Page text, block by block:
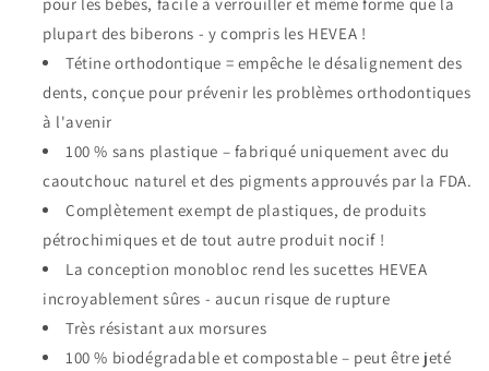
plupart des biberons - y compris les HEVEA !
Tétine orthodontique = empêche le désalignement des
dents, conçue pour prévenir les problèmes orthodontiques
à l'avenir
100 % sans plastique – fabriqué uniquement avec du
caoutchouc naturel et des pigments approuvés par la FDA.
Complètement exempt de plastiques, de produits
pétrochimiques et de tout autre produit nocif !
La conception monobloc rend les sucettes HEVEA
incroyablement sûres - aucun risque de rupture
Très résistant aux morsures
100 % biodégradable et compostable – peut être jeté